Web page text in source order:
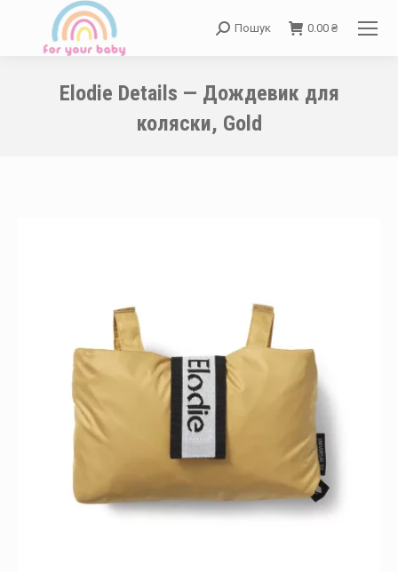
Search:
Пошук 0.00 ₴
Elodie Details — Дождевик для
коляски, Gold